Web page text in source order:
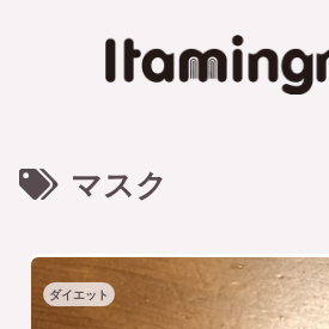
マスク
ダイエット